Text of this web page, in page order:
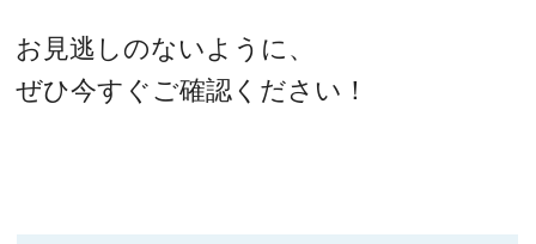
お見逃しのないように、
ぜひ今すぐご確認ください！